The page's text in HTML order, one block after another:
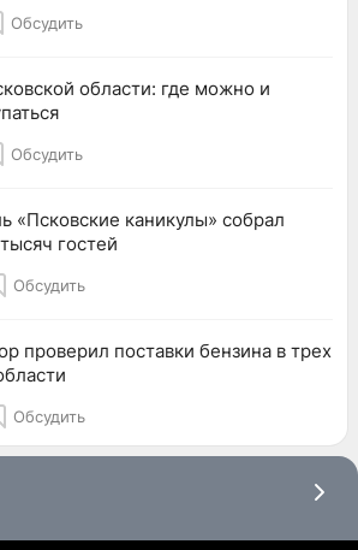
Обсудить
области: где можно и
Обсудить
«Псковские каникулы» собрал
гостей
Обсудить
проверил поставки бензина в трех
Обсудить